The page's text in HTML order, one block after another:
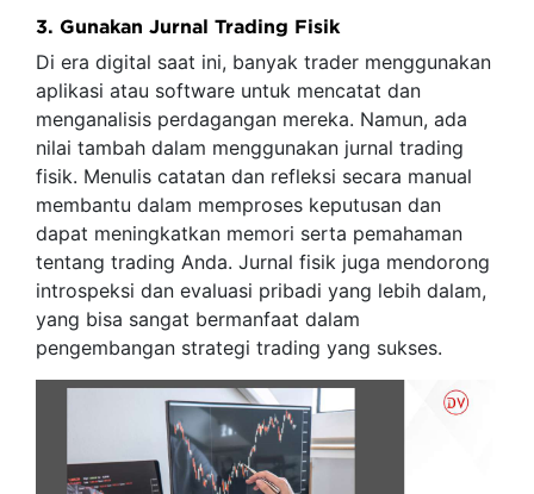
3. Gunakan Jurnal Trading Fisik
Di era digital saat ini, banyak trader menggunakan
aplikasi atau software untuk mencatat dan
menganalisis perdagangan mereka. Namun, ada
nilai tambah dalam menggunakan jurnal trading
fisik. Menulis catatan dan refleksi secara manual
membantu dalam memproses keputusan dan
dapat meningkatkan memori serta pemahaman
tentang trading Anda. Jurnal fisik juga mendorong
introspeksi dan evaluasi pribadi yang lebih dalam,
yang bisa sangat bermanfaat dalam
pengembangan strategi trading yang sukses.